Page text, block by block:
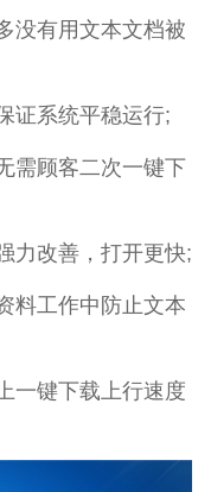
有用文本文档被
系统平稳运行;
顾客二次一键下
改善，打开更快;
工作中防止文本
键下载上行速度